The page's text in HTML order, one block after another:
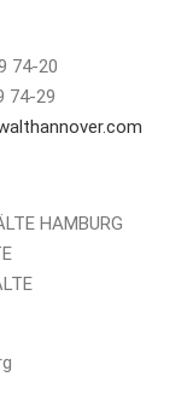
74-20
74-29
HAMBURG